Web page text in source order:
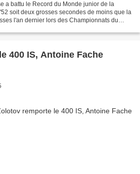
a battu le Record du Monde junior de la
soit deux grosses secondes de moins que la
l'an dernier lors des Championnats du
400 IS, Antoine Fache